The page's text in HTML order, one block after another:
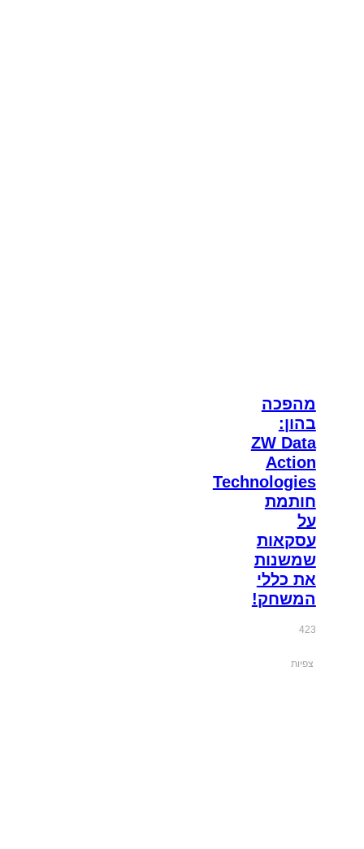
מהפכה
בהון:
ZW Data
Action
Technologies
חותמת
על
עסקאות
שמשנות
את כללי
המשחק!
423
צפיות